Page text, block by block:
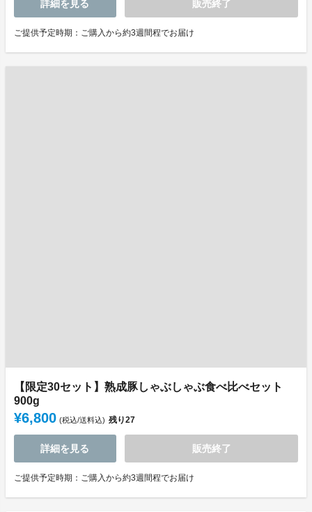
詳細を見る 販売終了
ご提供予定時期：ご購入から約3週間程でお届け
【限定30セット】熟成豚しゃぶしゃぶ食べ比べセット
900g
¥6,800 (税込/送料込) 残り27
詳細を見る 販売終了
ご提供予定時期：ご購入から約3週間程でお届け